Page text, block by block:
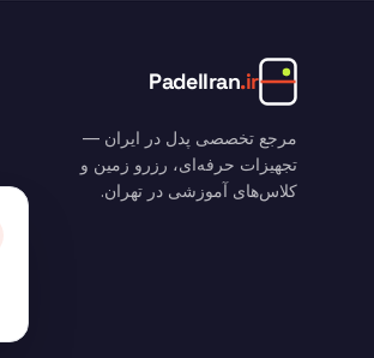
PadelIran.ir
مرجع تخصصی پدل در ایران —
تجهیزات حرفه‌ای، رزرو زمین و
کلاس‌های آموزشی در تهران.